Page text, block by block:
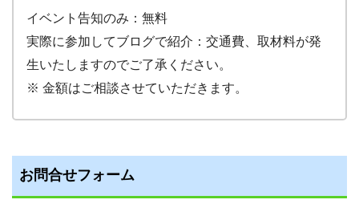
イベント告知のみ：無料
実際に参加してブログで紹介：交通費、取材料が発
生いたしますのでご了承ください。
※ 金額はご相談させていただきます。
お問合せフォーム